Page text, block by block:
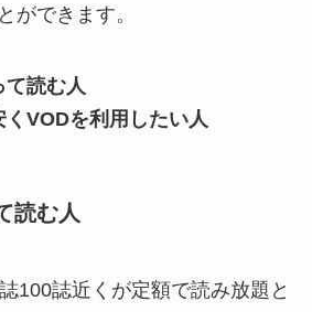
ができます。
読む人
VODを利用したい人
読む人
100誌近くが定額で読み放題と